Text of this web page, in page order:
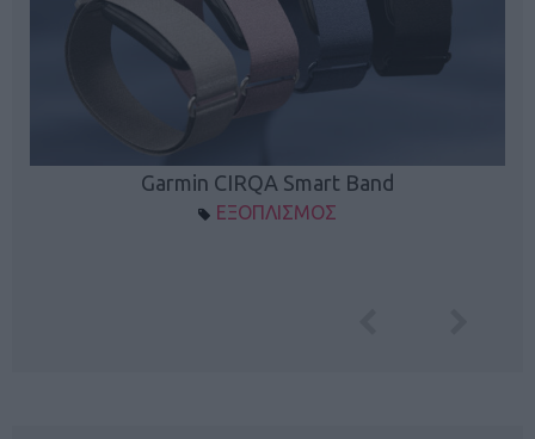
Garmin CIRQA Smart Band
ΕΞΟΠΛΙΣΜΟΣ